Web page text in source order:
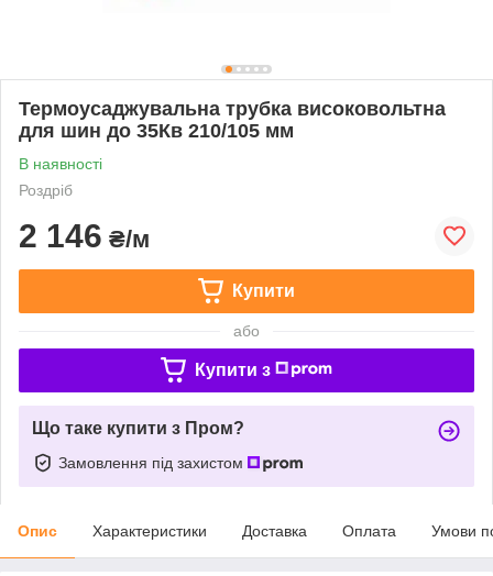
Термоусаджувальна трубка високовольтна
для шин до 35Кв 210/105 мм
В наявності
Роздріб
2 146 ₴/м
Купити
або
Купити з
Що таке купити з Пром?
Замовлення під захистом
Опис Характеристики Доставка Оплата Умови